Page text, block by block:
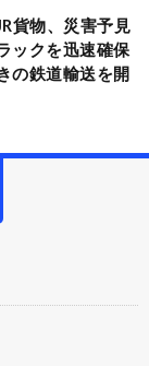
貨物、災害予見
ックを迅速確保
の鉄道輸送を開